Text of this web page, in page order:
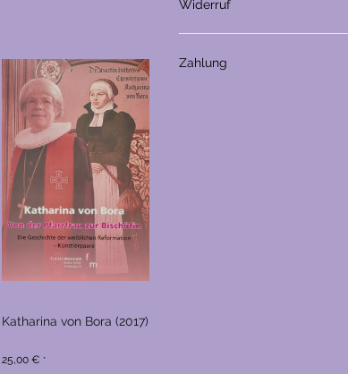
Katharina von Bora (2017)
25,00 € *
Widerruf
Zahlung